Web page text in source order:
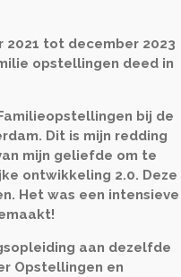
2021 tot december 2023
opstellingen deed in
bij de
Dit is mijn redding
mijn geliefde om te
ontwikkeling 2.0. Deze
Het was een intensieve
aan dezelfde
Opstellingen en